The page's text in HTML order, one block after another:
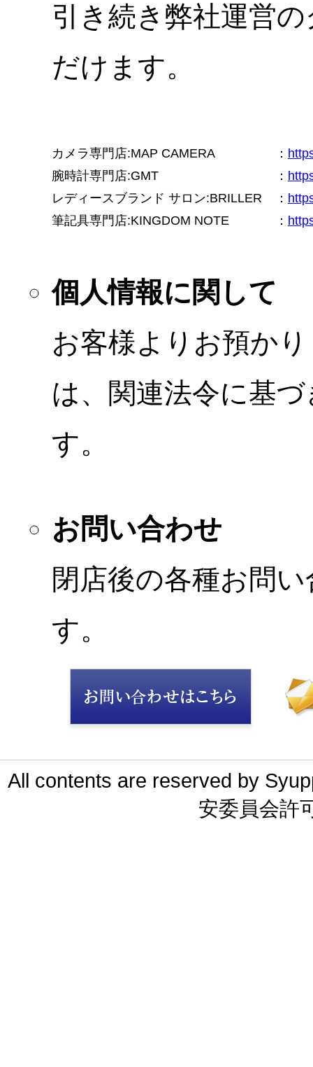
引き続き弊社運営
だけます。
カメラ専門店:MAP CAMERA ：
腕時計専門店:GMT
：
レディースブランド サロン:BRILLER
：
筆記具専門店:KINGDOM NOTE
：
個人情報に関して
お客様よりお預か
は、関連法令に基
す。
お問い合わせ
閉店後の各種お問
す。
All contents are reserved by
安委員会許